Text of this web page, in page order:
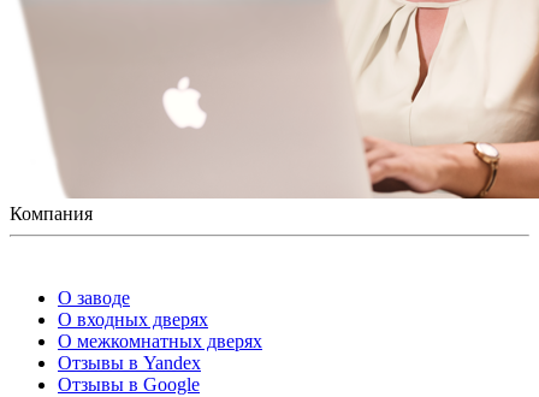
Компания
О заводе
О входных дверях
О межкомнатных дверях
Отзывы в Yandex
Отзывы в Google